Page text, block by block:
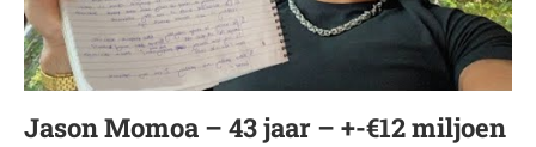
Jason Momoa – 43 jaar – +-€12 miljoen